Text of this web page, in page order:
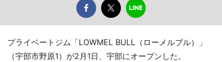
プライベートジム「LOWMEL BULL（ローメルブル）」
（宇部市野原1）が2月1日、宇部にオープンした。